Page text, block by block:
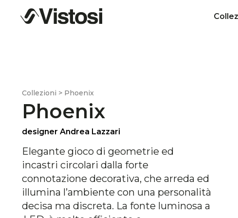
Collezioni > Phoenix
Phoenix
designer Andrea Lazzari
Elegante gioco di geometrie ed
incastri circolari dalla forte
connotazione decorativa, che arreda ed
illumina l’ambiente con una personalità
decisa ma discreta. La fonte luminosa a